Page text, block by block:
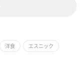
洋食 エスニック